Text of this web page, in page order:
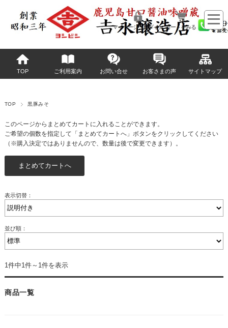
マイページへログイン カートをみる
TOP ご利用案内 お問い合せ お客さまの声 サイトマップ
TOP 黒豚みそ
このページからまとめてカートに入れることができます。
ご希望の個数を指定して「まとめてカートへ」ボタンをクリックしてください
（※購入決定ではありませんので、数量は後で変更できます）。
表示切替：
並び順：
1件中1件～1件を表示
商品一覧